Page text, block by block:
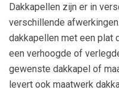
Dakkapellen zijn er in
verschillende
dakkapellen met een plat
een verhoogde of
gewenste dakkapel of
levert ook maatwerk